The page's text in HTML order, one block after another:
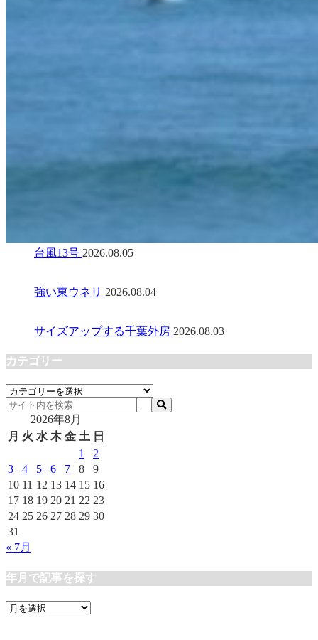
台風13号 2026.08.05
強い東ウネリ 2026.08.04
サイズアップする千葉外房 2026.08.03
カテゴリー
カ
テ
リ
2026年8月
月 火 水 木 金 土 日
1
2
3
4 5 6 7 8
9
10 11 12 13 14 15 16
17 18 19 20 21 22 23
24 25 26 27 28 29 30
31
« 7月
年月で記事を探す
年